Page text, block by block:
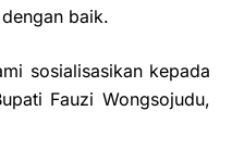
baik.
sosialisasikan kepada
Fauzi Wongsojudu,